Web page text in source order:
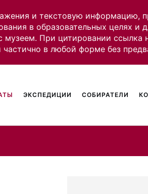
и текстовую информацию,
в образовательных целях
музеем. При цитировании ссылка
в любой форме без
ЭКСПЕДИЦИИ СОБИРАТЕЛИ